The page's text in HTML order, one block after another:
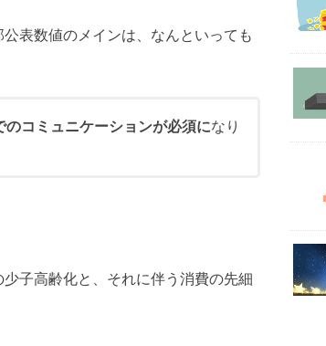
表数値のメインは、なんといっても
のコミュニケーションが必須になり
少子高齢化と、それに伴う消費の先細